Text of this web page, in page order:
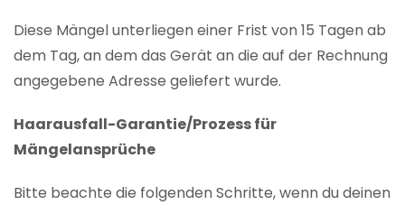
Diese Mängel unterliegen einer Frist von 15 Tagen ab
dem Tag, an dem das Gerät an die auf der Rechnung
angegebene Adresse geliefert wurde.
Haarausfall-Garantie/Prozess für
Mängelansprüche
Bitte beachte die folgenden Schritte, wenn du deinen